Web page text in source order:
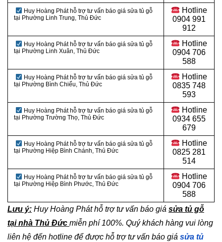
Huy Hoàng Phát hỗ trợ tư vấn báo giá sửa tủ gỗ
tại Phường Linh Trung, Thủ Đức
Hotline
0904 991
912
Huy Hoàng Phát hỗ trợ tư vấn báo giá sửa tủ gỗ
tại Phường Linh Xuân, Thủ Đức
Hotline
0904 706
588
Huy Hoàng Phát hỗ trợ tư vấn báo giá sửa tủ gỗ
tại Phường Bình Chiểu, Thủ Đức
Hotline
0835 748
593
Huy Hoàng Phát hỗ trợ tư vấn báo giá sửa tủ gỗ
tại Phường Trường Thọ, Thủ Đức
Hotline
0934 655
679
Huy Hoàng Phát hỗ trợ tư vấn báo giá sửa tủ gỗ
tại Phường Hiệp Bình Chánh, Thủ Đức
Hotline
0825 281
514
Huy Hoàng Phát hỗ trợ tư vấn báo giá sửa tủ gỗ
tại Phường Hiệp Bình Phước, Thủ Đức
Hotline
0904 706
588
Lưu ý: Huy Hoàng Phát hỗ trợ tư vấn báo giá sửa tủ gỗ
tại nhà Thủ Đức miễn phí 100%. Quý khách hàng vui lòng
liên hệ đến hotline để được hỗ trợ tư vấn báo giá sửa tủ